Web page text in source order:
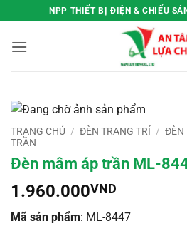
qua
nội
NPP THIẾT BỊ ĐIỆN & CHIẾU
TRANG CHỦ / ĐÈN TRANG TRÍ / ĐÈN
TRẦN
Đèn mâm áp trần ML-
1.960.000VND
Mã sản phẩm: ML-8447